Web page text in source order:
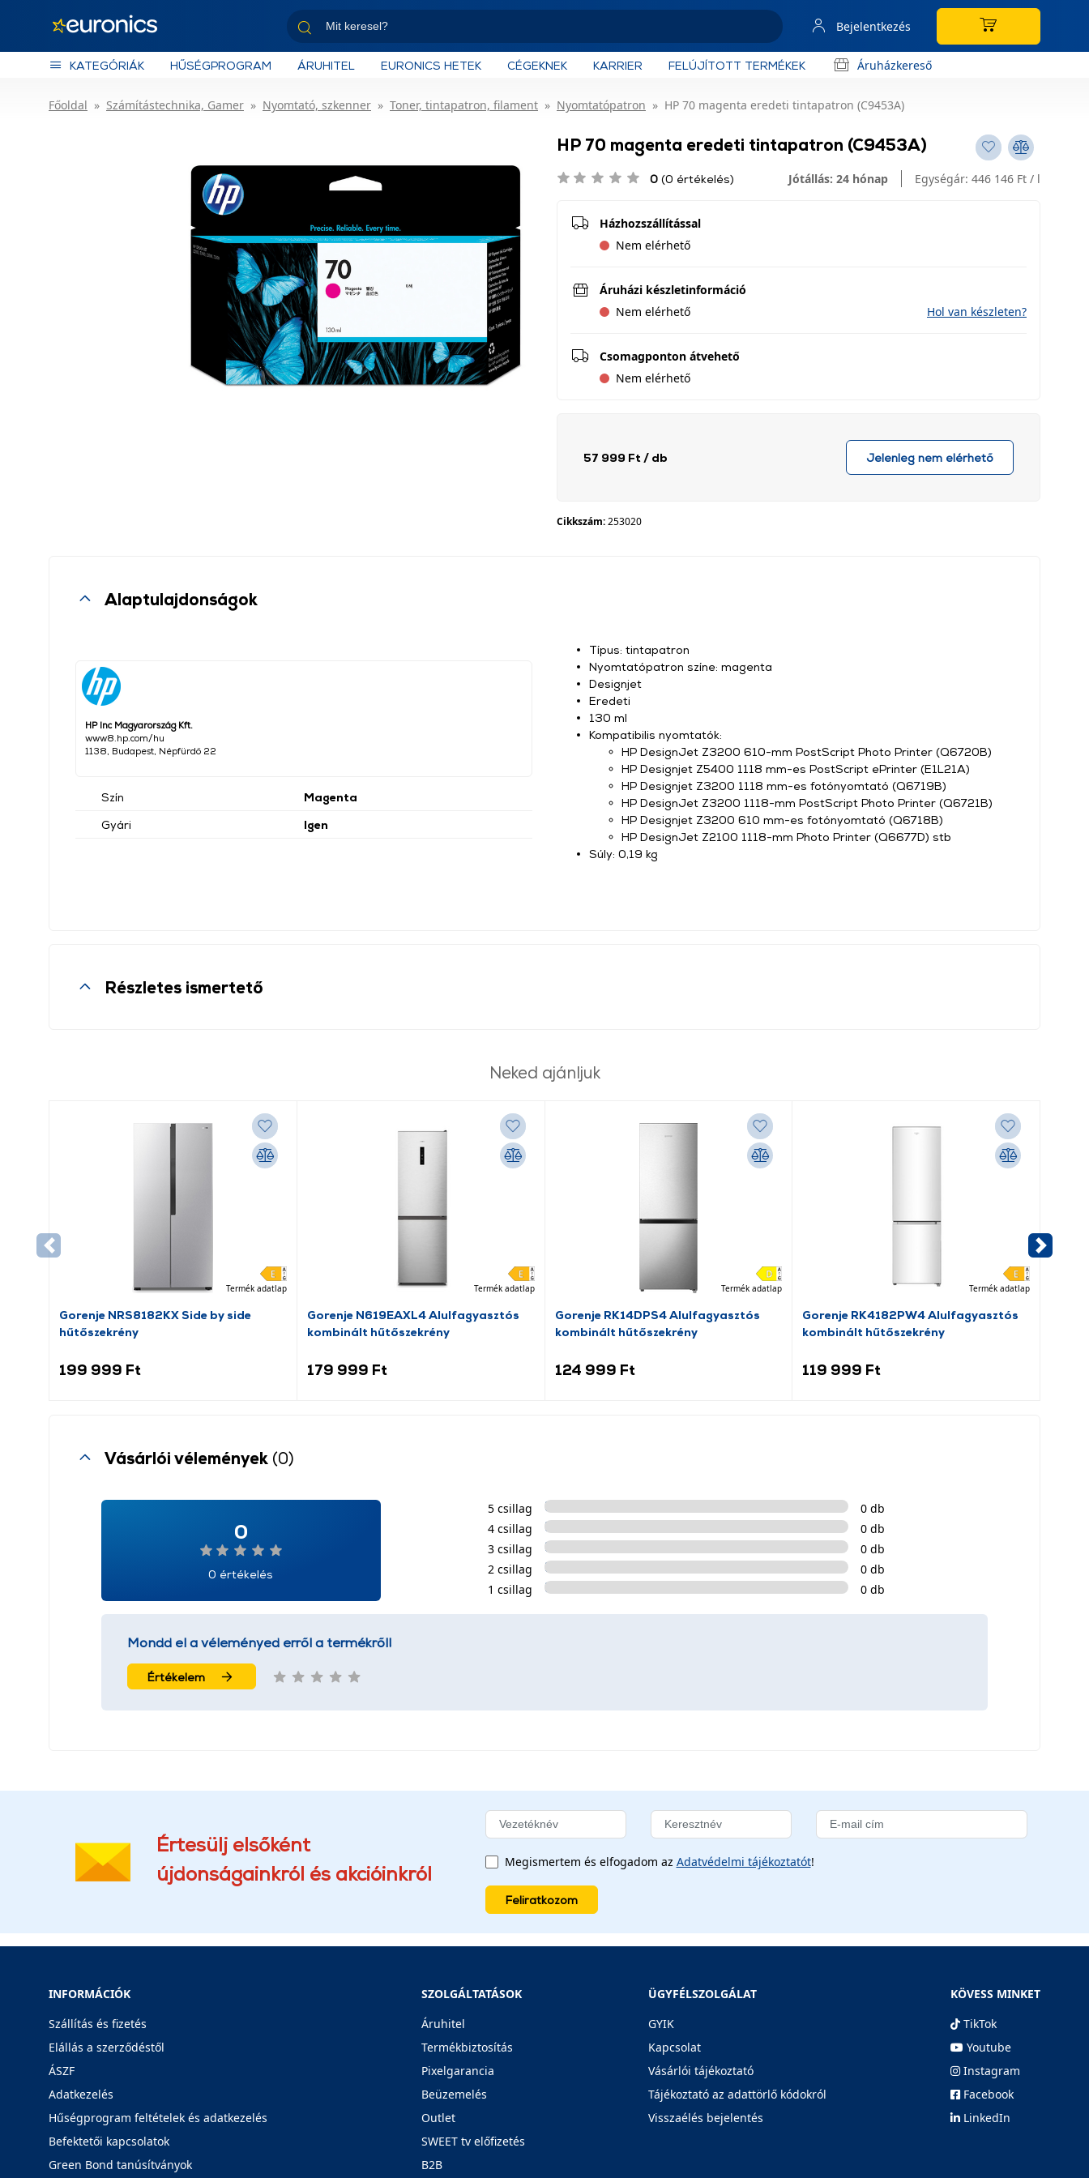
Bejelentkezés
KATEGÓRIÁK HŰSÉGPROGRAM ÁRUHITEL EURONICS HETEK CÉGEKNEK KARRIER FELÚJÍTOTT TERMÉKEK Áruházkereső
Főoldal Számítástechnika, Gamer Nyomtató, szkenner Toner, tintapatron, filament Nyomtatópatron HP 70 magenta eredeti tintapatron (C9453A)
HP 70 magenta eredeti tintapatron (C9453A)
0 (0 értékelés) Jótállás: 24 hónap Egységár: 446 146 Ft / l
Házhozszállítással
Nem elérhető
Áruházi készletinformáció
Nem elérhető
Hol van készleten?
Csomagponton átvehető
Nem elérhető
57 999 Ft / db Jelenleg nem elérhető
Cikkszám:253020
Alaptulajdonságok
HP Inc Magyarország Kft.
www8.hp.com/hu
1138, Budapest, Népfürdő 22
Szín
Magenta
Gyári
Igen
Típus: tintapatron
Nyomtatópatron színe: magenta
Designjet
Eredeti
130 ml
Kompatibilis nyomtatók:
HP DesignJet Z3200 610-mm PostScript Photo Printer (Q6720B)
HP Designjet Z5400 1118 mm-es PostScript ePrinter (E1L21A)
HP Designjet Z3200 1118 mm-es fotónyomtató (Q6719B)
HP DesignJet Z3200 1118-mm PostScript Photo Printer (Q6721B)
HP Designjet Z3200 610 mm-es fotónyomtató (Q6718B)
HP DesignJet Z2100 1118-mm Photo Printer (Q6677D) stb
Súly: 0,19 kg
Részletes ismertető
Neked ajánljuk
Termék adatlap
Gorenje NRS8182KX Side by side
hűtőszekrény
199 999 Ft
Termék adatlap
Gorenje N619EAXL4 Alulfagyasztós
kombinált hűtőszekrény
179 999 Ft
Termék adatlap
Gorenje RK14DPS4 Alulfagyasztós
kombinált hűtőszekrény
124 999 Ft
Termék adatlap
Gorenje RK4182PW4 Alulfagyasztós
kombinált hűtőszekrény
119 999 Ft
Vásárlói vélemények (0)
0
0 értékelés
5 csillag
0 db
4 csillag
0 db
3 csillag
0 db
2 csillag
0 db
1 csillag
0 db
Mondd el a véleményed erről a termékről!
Értékelem
Értesülj elsőként
újdonságainkról és akcióinkról
Megismertem és elfogadom az Adatvédelmi tájékoztatót!
Feliratkozom
INFORMÁCIÓK
Szállítás és fizetés
Elállás a szerződéstől
ÁSZF
Adatkezelés
Hűségprogram feltételek és adatkezelés
Befektetői kapcsolatok
Green Bond tanúsítványok
SZOLGÁLTATÁSOK
Áruhitel
Termékbiztosítás
Pixelgarancia
Beüzemelés
Outlet
SWEET tv előfizetés
B2B
ÜGYFÉLSZOLGÁLAT
GYIK
Kapcsolat
Vásárlói tájékoztató
Tájékoztató az adattörlő kódokról
Visszaélés bejelentés
KÖVESS MINKET
TikTok
Youtube
Instagram
Facebook
LinkedIn